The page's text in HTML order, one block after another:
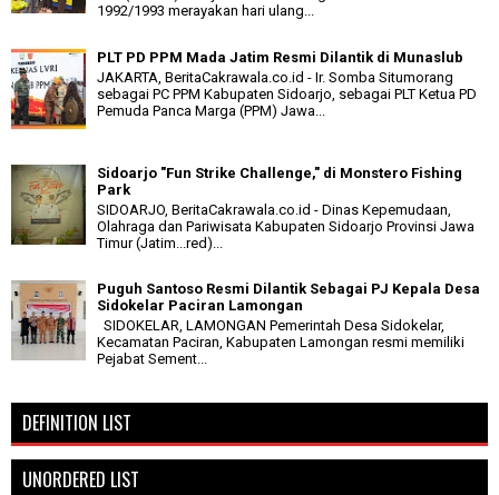
1992/1993 merayakan hari ulang...
PLT PD PPM Mada Jatim Resmi Dilantik di Munaslub
JAKARTA, BeritaCakrawala.co.id - Ir. Somba Situmorang
sebagai PC PPM Kabupaten Sidoarjo, sebagai PLT Ketua PD
Pemuda Panca Marga (PPM) Jawa...
Sidoarjo "Fun Strike Challenge," di Monstero Fishing
Park
SIDOARJO, BeritaCakrawala.co.id - Dinas Kepemudaan,
Olahraga dan Pariwisata Kabupaten Sidoarjo Provinsi Jawa
Timur (Jatim...red)...
Puguh Santoso Resmi Dilantik Sebagai PJ Kepala Desa
Sidokelar Paciran Lamongan
SIDOKELAR, LAMONGAN Pemerintah Desa Sidokelar,
Kecamatan Paciran, Kabupaten Lamongan resmi memiliki
Pejabat Sement...
DEFINITION LIST
UNORDERED LIST